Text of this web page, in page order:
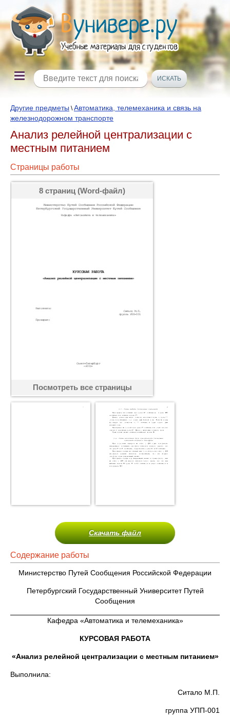
Другие предметы \Автоматика, телемеханика и связь на
железнодорожном транспорте
Анализ релейной централизации с
местным питанием
Страницы работы
8 страниц (Word-файл)
Посмотреть все страницы
Скачать файл
Содержание работы
Министерство Путей Сообщения Российской Федерации
Петербургский Государственный Университет Путей
Сообщения
Кафедра «Автоматика и телемеханика»
КУРСОВАЯ РАБОТА
«Анализ релейной централизации с местным питанием»
Выполнила:
Ситало М.П.
группа УПП-001